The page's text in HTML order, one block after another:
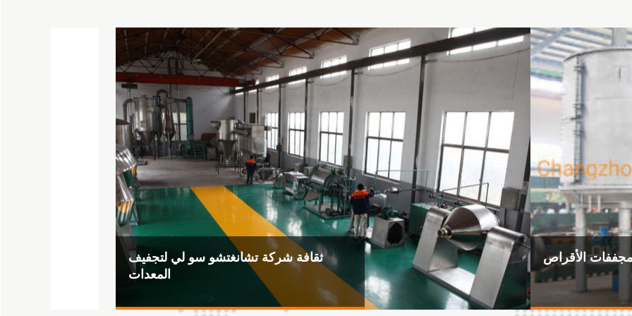
قضايا الحفاظ على الطاقة وتقليل
استهلاكها في غرف معدات التجفيف
2026-06-15
تشانغتشو سو لي لتجفيف
المعدات
2024-03-22